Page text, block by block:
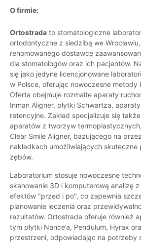
O firmie:
Ortostrada to stomatologiczne
ortodontyczne z siedzibą we
renomowanego dostawcę
dla stomatologów oraz ich pacjentów.
się jako jedyne licencjonowane
w Polsce, oferując nowoczesne metody
Oferta obejmuje rozmaite aparaty
Inman Aligner, płytki Schwartza,
retencyjne. Zakład specjalizuje się
aparatów z tworzyw
Clear Smile Aligner, bazującego na
nakładkach umożliwiających skuteczne
zębów.
Laboratorium stosuje nowoczesne
skanowanie 3D i komputerową analizę
efektów "przed i po", co zapewnia
planowanie leczenia oraz
rezultatów. Ortostrada oferuje również
tym płytki Nance’a, Pendulum, Hyrax
przestrzeni, odpowiadając na potrzeby